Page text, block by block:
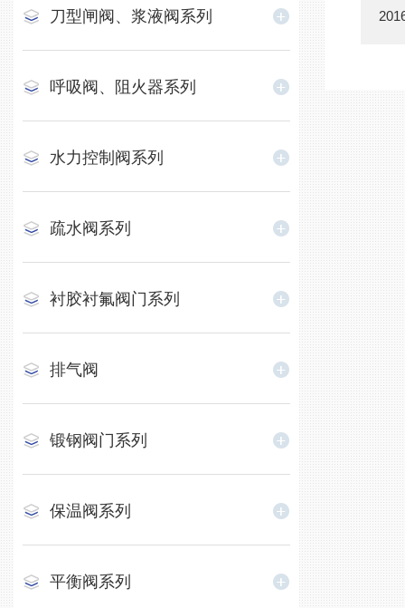
刀型闸阀、浆液阀系列
呼吸阀、阻火器系列
水力控制阀系列
疏水阀系列
衬胶衬氟阀门系列
排气阀
锻钢阀门系列
保温阀系列
平衡阀系列